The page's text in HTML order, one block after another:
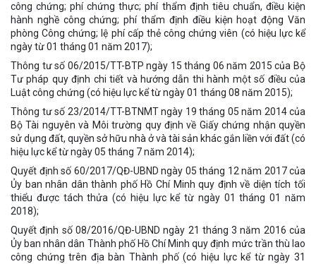
công chứng; phí chứng thực; phí thẩm định tiêu chuẩn, điều kiện
hành nghề công chứng; phí thẩm định điều kiện hoạt động Văn
phòng Công chứng; lệ phí cấp thẻ công chứng viên (có hiệu lực kể
ngày từ 01 tháng 01 năm 2017);
Thông tư số 06/2015/TT-BTP ngày 15 tháng 06 năm 2015 của Bộ
Tư pháp quy định chi tiết và hướng dẫn thi hành một số điều của
Luật công chứng (có hiệu lực kể từ ngày 01 tháng 08 năm 2015);
Thông tư số 23/2014/TT-BTNMT ngày 19 tháng 05 năm 2014 của
Bộ Tài nguyên và Môi trường quy định về Giấy chứng nhận quyền
sử dụng đất, quyền sở hữu nhà ở và tài sản khác gắn liền với đất (có
hiệu lực kể từ ngày 05 tháng 7 năm 2014);
Quyết định số 60/2017/QĐ-UBND ngày 05 tháng 12 năm 2017 của
Ủy ban nhân dân thành phố Hồ Chí Minh quy định về diện tích tối
thiểu được tách thửa (có hiệu lực kể từ ngày 01 tháng 01 năm
2018);
Quyết định số 08/2016/QĐ-UBND ngày 21 tháng 3 năm 2016 của
Ủy ban nhân dân Thành phố Hồ Chí Minh quy định mức trần thù lao
công chứng trên địa bàn Thành phố (có hiệu lực kể từ ngày 31